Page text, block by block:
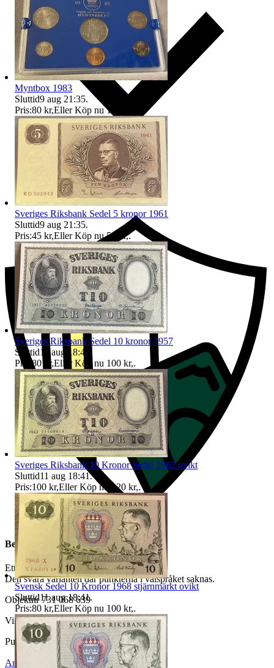
Ersättning om du inte får din vara
Beskrivning
Ett svenskt 2 kronor från 1945.
Den svåra varianten där punkterna i valspråket saknas.
Objektnr 731 068 639
Visningar 204
Publicerad 11 maj 09:46
Anmäl Sälj liknande
Myntbox 1983
Sluttid9 aug 21:35.
Pris:80 kr,Eller Köp nu 120 kr
Sveriges Riksbank Sedel 5 kronor 1961
Sluttid9 aug 21:35.
Pris:45 kr,Eller Köp nu 50 kr,.
Sveriges Riksbank Sedel 10 kronor 1957
Sluttid11 aug 18:41
.
Pris: 80 kr,Eller Köp nu 100 kr,.
Sveriges Riksbank 10 Kronor Sedel 1962 ovikt
Sluttid11 aug 18:41.
Pris:100 kr,Eller Köp nu 120 kr,.
Svensk Sedel 10 Kronor 1968 stjärnmärkt ovikt
Sluttid11 aug 18:41.
Pris:80 kr,Eller Köp nu 100 kr,.